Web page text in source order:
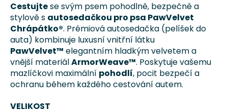
Cestujtese svým psem pohodlně, bezpečně a
stylově s autosedačkou pro psa PawVelvet
Chrápátko®. Prémiová autosedačka (pelíšek do
auta) kombinuje luxusní vnitřní látku
PawVelvet™ elegantním hladkým velvetem a
vnější materiálArmorWeave™. Poskytuje vašemu
mazlíčkovi maximální pohodlí, pocit bezpečí a
ochranu během každého cestování autem.
VELIKOST
HLEDAT
D
o